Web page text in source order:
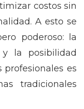
costos sin
A esto se
poderoso: la
la posibilidad
profesionales es
tradicionales